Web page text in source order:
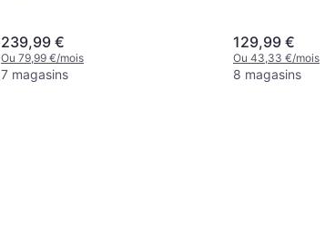
239,99 €
Ou 79,99 €/mois
7 magasins
129,99 €
Ou 43,33 €/mois
8 magasins